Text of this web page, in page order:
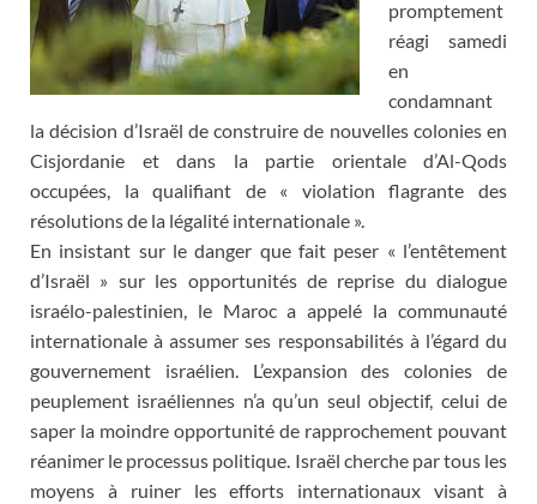
promptement
réagi samedi
en
condamnant
la décision d’Israël de construire de nouvelles colonies en
Cisjordanie et dans la partie orientale d’Al-Qods
occupées, la qualifiant de « violation flagrante des
résolutions de la légalité internationale ».
En insistant sur le danger que fait peser « l’entêtement
d’Israël » sur les opportunités de reprise du dialogue
israélo-palestinien, le Maroc a appelé la communauté
internationale à assumer ses responsabilités à l’égard du
gouvernement israélien. L’expansion des colonies de
peuplement israéliennes n’a qu’un seul objectif, celui de
saper la moindre opportunité de rapprochement pouvant
réanimer le processus politique. Israël cherche par tous les
moyens à ruiner les efforts internationaux visant à